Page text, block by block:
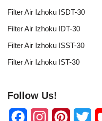
Filter Air Izhoku ISDT-30
Filter Air Izhoku IDT-30
Filter Air Izhoku ISST-30
Filter Air Izhoku IST-30
Follow Us!